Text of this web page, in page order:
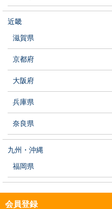
近畿
滋賀県
京都府
大阪府
兵庫県
奈良県
九州・沖縄
福岡県
会員登録